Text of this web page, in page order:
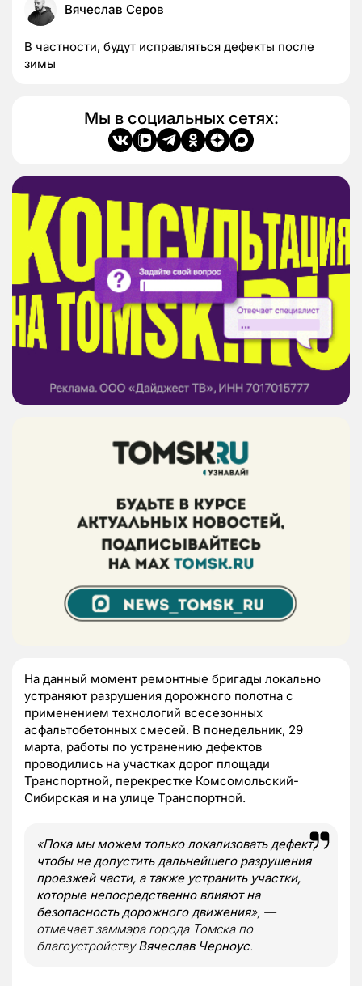
Вячеслав Серов
В частности, будут исправляться дефекты после
зимы
Мы в социальных сетях:
На данный момент ремонтные бригады локально
устраняют разрушения дорожного полотна с
применением технологий всесезонных
асфальтобетонных смесей. В понедельник, 29
марта, работы по устранению дефектов
проводились на участках дорог площади
Транспортной, перекрестке Комсомольский-
Сибирская и на улице Транспортной.
«Пока мы можем только локализовать дефект,
чтобы не допустить дальнейшего разрушения
проезжей части, а также устранить участки,
которые непосредственно влияют на
безопасность дорожного движения», —
отмечает заммэра города Томска по
благоустройствуВячеслав Черноус.